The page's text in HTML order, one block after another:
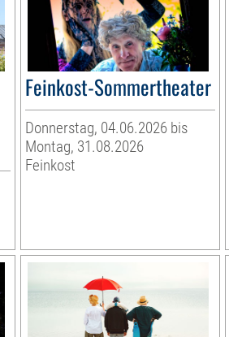
Feinkost-Sommertheater
Donnerstag, 04.06.2026 bis
Montag, 31.08.2026
Feinkost